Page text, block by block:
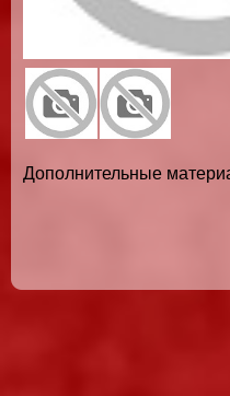
Дополнительные